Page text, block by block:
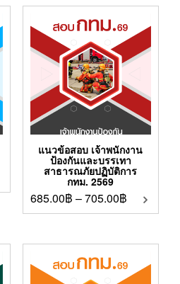
แนวข้อสอบ เจ้าพนักงาน
ป้องกันและบรรเทา
สาธารณภัยปฏิบัติการ
กทม. 2569
685.00฿ –705.00฿